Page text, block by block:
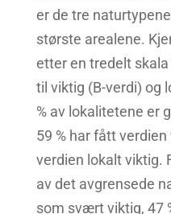
er de tre
største arealene.
etter en tredelt
til viktig (B-verdi) og
% av lokalitetene er
59 % har fått
verdien lokalt viktig.
av det avgrensede
som svært viktig, 47